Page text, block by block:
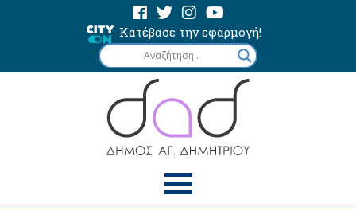
Κατέβασε την εφαρμογή!